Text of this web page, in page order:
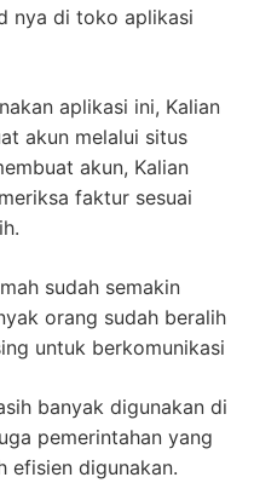
nya di toko aplikasi
aplikasi ini, Kalian
akun melalui situs
akun, Kalian
faktur sesuai
sudah semakin
orang sudah beralih
untuk berkomunikasi
banyak digunakan di
pemerintahan yang
efisien digunakan.